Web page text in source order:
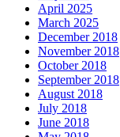
April 2025
March 2025
December 2018
November 2018
October 2018
September 2018
August 2018
July 2018
June 2018